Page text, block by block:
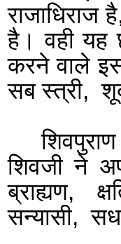
राजाधिराज है
है। वही यह
करने वाले
सब स्त्री,
शिवजी ने
ब्राह्यण,
सन्यासी,